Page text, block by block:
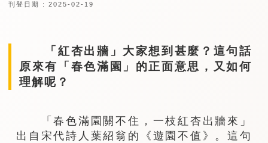
刊登日期 : 2025-02-19
「紅杏出牆」大家想到甚麼？這句話
原來有「春色滿園」的正面意思，又如何
理解呢？
「春色滿園關不住，一枝紅杏出牆來」
出自宋代詩人葉紹翁的《遊園不值》。這句